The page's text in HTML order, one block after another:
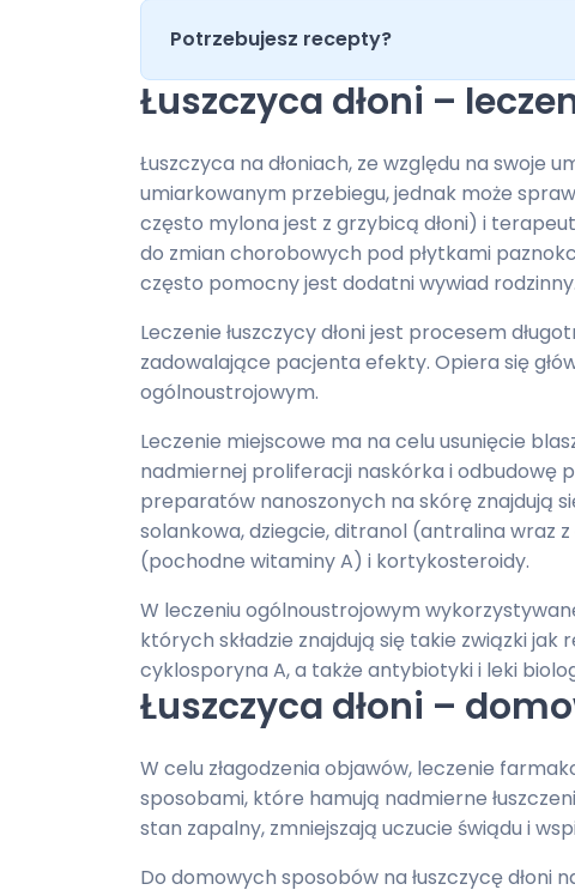
Potrzebujesz recepty?
Łuszczyca dłoni –
Łuszczyca na dłoniach, ze względu na swoje
umiarkowanym przebiegu, jednak może
często mylona jest z grzybicą dłoni) i
do zmian chorobowych pod płytkami
często pomocny jest dodatni wywiad rodzinny.
Leczenie łuszczycy dłoni jest procesem
zadowalające pacjenta efekty. Opiera się
ogólnoustrojowym.
Leczenie miejscowe ma na celu usunięcie
nadmiernej proliferacji naskórka i odbudowę
preparatów nanoszonych na skórę znajdują
solankowa, dziegcie, ditranol (antralina wraz
(pochodne witaminy A) i kortykosteroidy.
W leczeniu ogólnoustrojowym
których składzie znajdują się takie związki
cyklosporyna A, a także antybiotyki i leki
Łuszczyca dłoni –
W celu złagodzenia objawów, leczenie
sposobami, które hamują nadmierne
stan zapalny, zmniejszają uczucie świądu i
Do domowych sposobów na łuszczycę dłoni